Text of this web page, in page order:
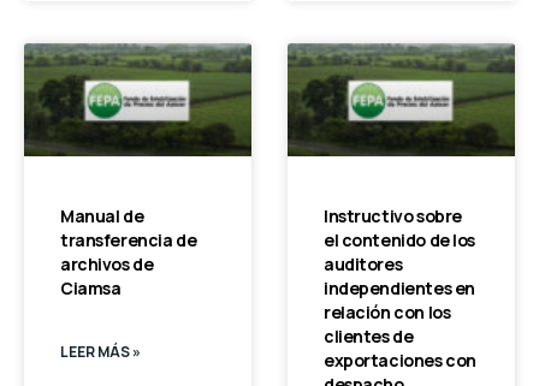
Manual de
transferencia de
archivos de
Ciamsa
LEER MÁS »
Instructivo sobre
el contenido de los
auditores
independientes en
relación con los
clientes de
exportaciones con